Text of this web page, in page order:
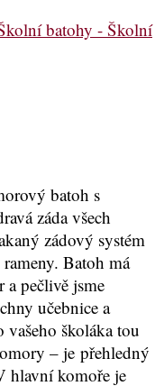
batohy - Školní
batoh s
záda všech
zádový systém
Batoh má
a pečlivě jsme
učebnice a
školáka tou
– je přehledný
hlavní komoře je